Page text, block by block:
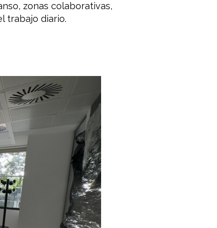
zonas colaborativas,
trabajo diario.